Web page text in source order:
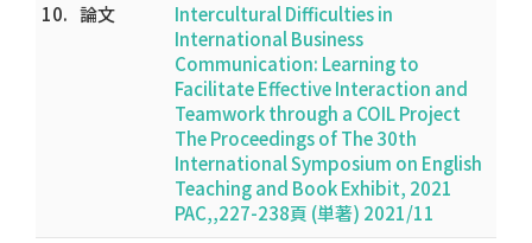
10. 論文
Intercultural Difficulties in
International Business
Communication: Learning to
Facilitate Effective Interaction and
Teamwork through a COIL Project
The Proceedings of The 30th
International Symposium on English
Teaching and Book Exhibit, 2021
PAC,,227-238頁 (単著) 2021/11